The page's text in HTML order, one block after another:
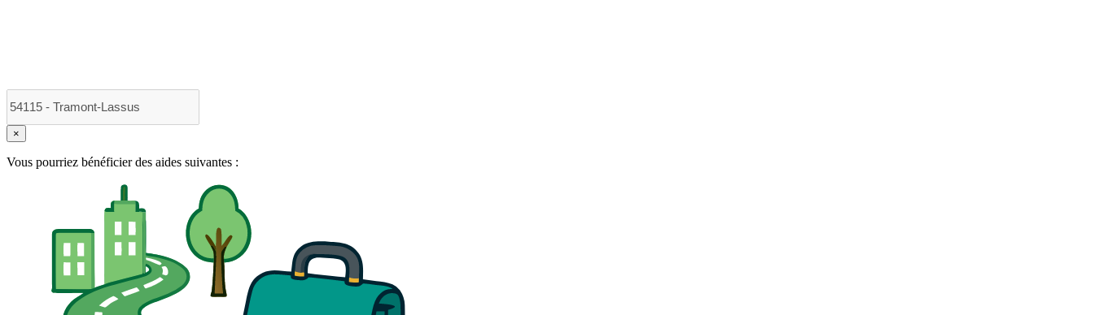
×
Vous pourriez bénéficier des aides suivantes :